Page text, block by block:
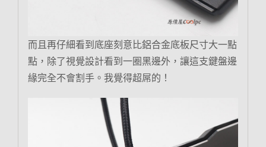
而且再仔細看到底座刻意比鋁合金底板尺寸大一點
點，除了視覺設計看到一圈黑邊外，讓這支鍵盤邊
緣完全不會割手。我覺得超屌的！